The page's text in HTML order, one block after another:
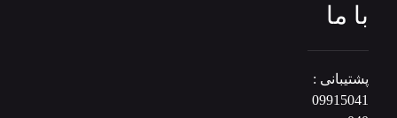
با ما
پشتیبانی :
09915041